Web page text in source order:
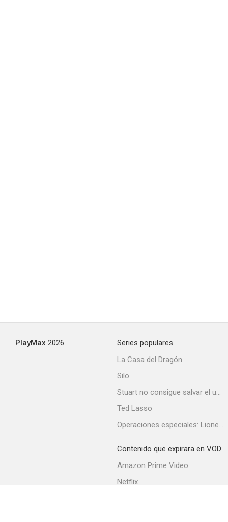
PlayMax 2026
Series populares
La Casa del Dragón
Silo
Stuart no consigue salvar el universo
Ted Lasso
Operaciones especiales: Lioness
Contenido que expirara en VOD
Amazon Prime Video
Netflix